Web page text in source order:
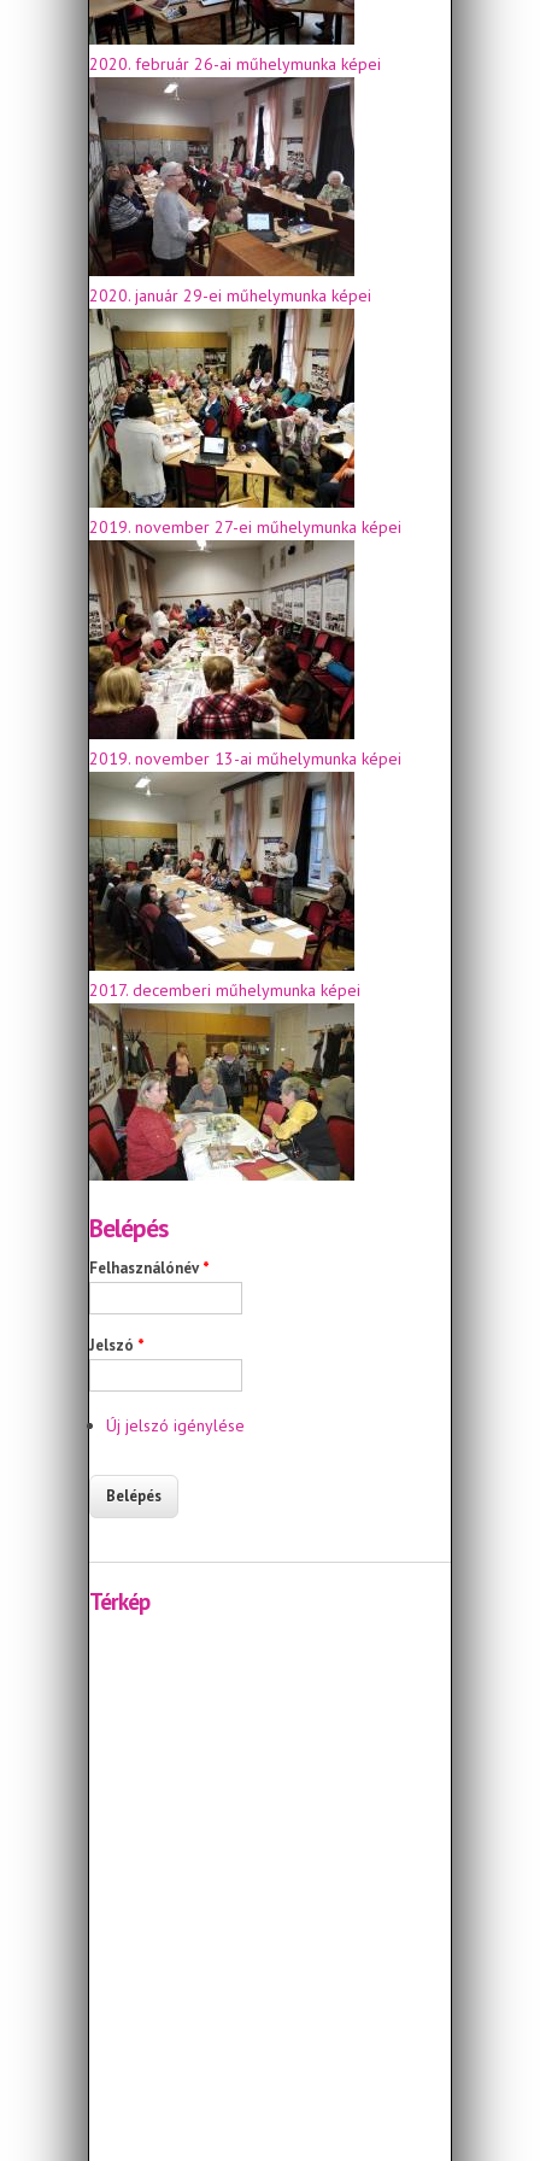
2020. február 26-ai műhelymunka képei
2020. január 29-ei műhelymunka képei
2019. november 27-ei műhelymunka képei
2019. november 13-ai műhelymunka képei
2017. decemberi műhelymunka képei
Belépés
Felhasználónév*
Jelszó *
Új jelszó igénylése
Térkép